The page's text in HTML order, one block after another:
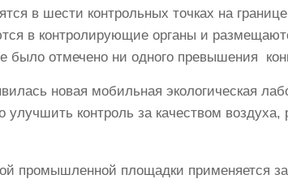
в шести контрольных точках на
в контролирующие органы и
было отмечено ни одного превышения
новая мобильная экологическая
улучшить контроль за качеством
промышленной площадки применяется